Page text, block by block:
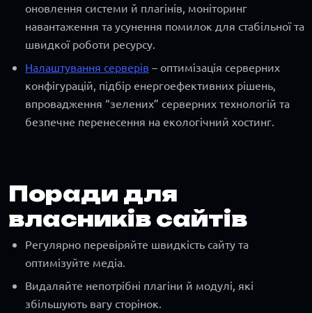
оновлення системи й плагінів, моніторинг
навантаження та усунення помилок для стабільної та
швидкої роботи ресурсу.
Налаштування серверів – оптимізація серверних
конфігурацій, підбір енергоефективних рішень,
впровадження “зелених” серверних технологій та
безпечне перенесення на екологічний хостинг.
Поради для
власників сайтів
Регулярно перевіряйте швидкість сайту та
оптимізуйте медіа.
Видаляйте непотрібні плагіни й модулі, які
збільшують вагу сторінок.